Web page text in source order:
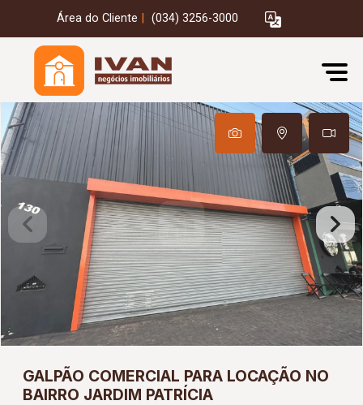
Área do Cliente (034) 3256-3000
GALPÃO COMERCIAL PARA LOCAÇÃO NO
BAIRRO JARDIM PATRÍCIA